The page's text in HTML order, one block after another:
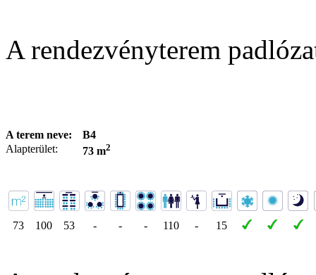
A rendezvényterem
A terem neve:
B4
Alapterület:
73 m2
73 100 53 - - - 110 - 15